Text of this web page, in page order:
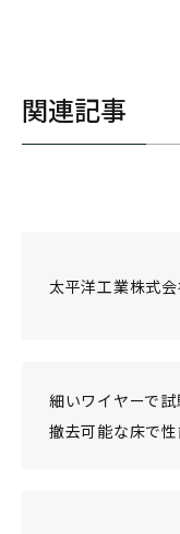
関連記事
太平洋工業株式
細いワイヤーで
撤去可能な床で